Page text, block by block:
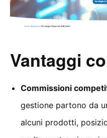
Vantaggi
Commissioni
gestione partono da
alcuni prodotti,